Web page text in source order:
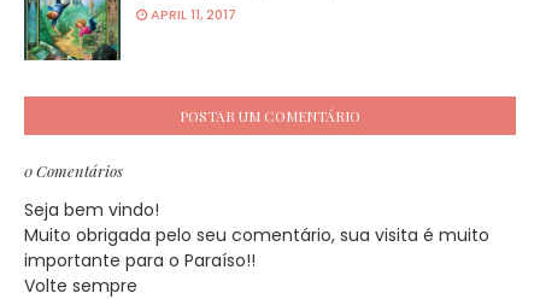
APRIL 11, 2017
POSTAR UM COMENTÁRIO
0 Comentários
Seja bem vindo!
Muito obrigada pelo seu comentário, sua visita é muito
importante para o Paraíso!!
Volte sempre